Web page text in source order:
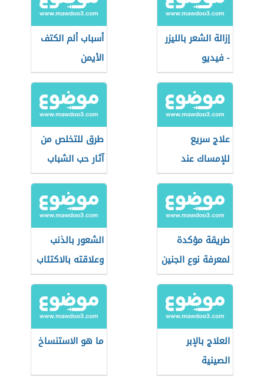
إزالة الشعر بالليزر
- فيديو
أسباب ألم الكتف
الأيمن
علاج سريع
للإمساك عند
الحامل
طرق للتخلص من
آثار حب الشباب
بسرعة
طريقة مؤكدة
لمعرفة نوع الجنين
الشعور بالذنب
وعلاقته بالاكتئاب
العلاج بالإبر
الصينية
ما هو الاستنساخ